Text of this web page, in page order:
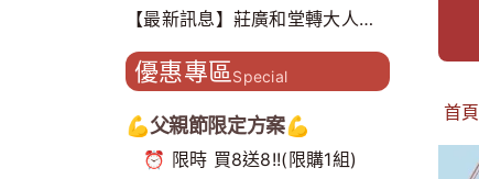
聲，我們都聽到了..
【最新訊息】莊廣和堂轉大人打
造主題門市 開創補養新型態
優惠專區Special
💪父親節限定方案💪
⏰ 限時 買8送8!!(限購1組)
首頁